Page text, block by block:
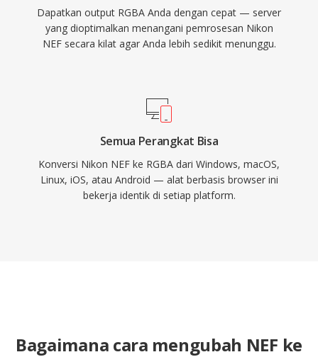
Dapatkan output RGBA Anda dengan cepat — server
yang dioptimalkan menangani pemrosesan Nikon
NEF secara kilat agar Anda lebih sedikit menunggu.
Semua Perangkat Bisa
Konversi Nikon NEF ke RGBA dari Windows, macOS,
Linux, iOS, atau Android — alat berbasis browser ini
bekerja identik di setiap platform.
Bagaimana cara mengubah NEF ke